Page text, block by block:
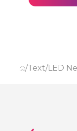
/Text/LED